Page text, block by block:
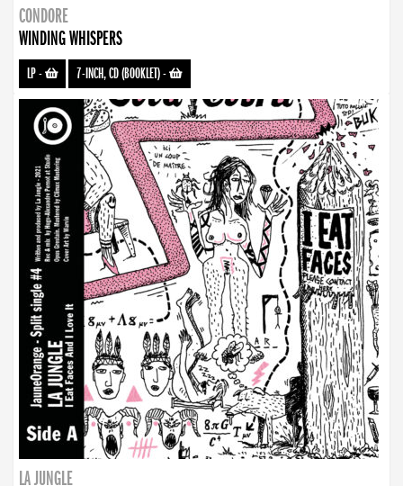
CONDORE
WINDING WHISPERS
LP- 7-INCH, CD (BOOKLET)-
LA JUNGLE